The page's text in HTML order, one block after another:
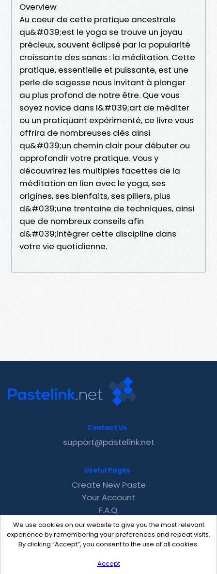
Overview
Au coeur de cette pratique ancestrale
qu&#039;est le yoga se trouve un joyau
précieux, souvent éclipsé par la popularité
croissante des sanas : la méditation. Cette
pratique, essentielle et puissante, est une
perle de sagesse nous invitant à plonger
au plus profond de notre être. Que vous
soyez novice dans l&#039;art de méditer
ou un pratiquant expérimenté, ce livre vous
offrira de nombreuses clés ainsi
qu&#039;un chemin clair pour débuter ou
approfondir votre pratique. Vous y
découvrirez les multiples facettes de la
méditation en lien avec le yoga, ses
origines, ses bienfaits, ses piliers, plus
d&#039;une trentaine de techniques, ainsi
que de nombreux conseils afin
d&#039;intégrer cette discipline dans
votre vie quotidienne.
We use cookies on our website to give you the most relevant
experience by remembering your preferences and repeat visits.
By clicking “Accept”, you consent to the use of all cookies.
Accept
Contact Us
support@pastelink.net
Useful Pages
Create New Paste
Your Account
F.A.Q.
Recent
Contact